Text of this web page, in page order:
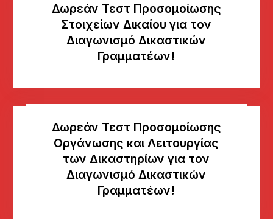
Δωρεάν Τεστ Προσομοίωσης
Στοιχείων Δικαίου για τον
Διαγωνισμό Δικαστικών
Γραμματέων!
Δωρεάν Τεστ Προσομοίωσης
Οργάνωσης και Λειτουργίας
των Δικαστηρίων για τον
Διαγωνισμό Δικαστικών
Γραμματέων!